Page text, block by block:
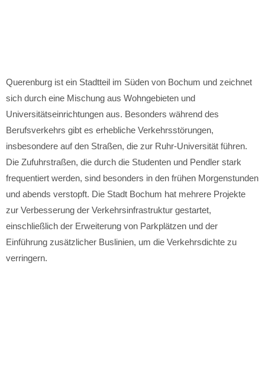
Querenburg ist ein Stadtteil im Süden von Bochum und zeichnet
sich durch eine Mischung aus Wohngebieten und
Universitätseinrichtungen aus. Besonders während des
Berufsverkehrs gibt es erhebliche Verkehrsstörungen,
insbesondere auf den Straßen, die zur Ruhr-Universität führen.
Die Zufuhrstraßen, die durch die Studenten und Pendler stark
frequentiert werden, sind besonders in den frühen Morgenstunden
und abends verstopft. Die Stadt Bochum hat mehrere Projekte
zur Verbesserung der Verkehrsinfrastruktur gestartet,
einschließlich der Erweiterung von Parkplätzen und der
Einführung zusätzlicher Buslinien, um die Verkehrsdichte zu
verringern.